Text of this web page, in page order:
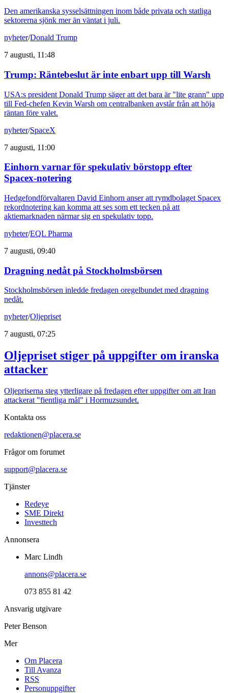
Den amerikanska sysselsättningen inom både privata och statliga
sektorerna sjönk mer än väntat i juli.
nyheter/Donald Trump
7 augusti, 11:48
Trump: Räntebeslut är inte enbart upp till Warsh
USA:s president Donald Trump säger att det bara är "lite grann" upp
till Fed-chefen Kevin Warsh om centralbanken avstår från att höja
räntan före valet.
nyheter/SpaceX
7 augusti, 11:00
Einhorn varnar för spekulativ börstopp efter
Spacex-notering
Hedgefondförvaltaren David Einhorn anser att rymdbolaget Spacex
rekordnotering kan komma att ses som ett tecken på att
aktiemarknaden närmar sig en spekulativ topp.
nyheter/EQL Pharma
7 augusti, 09:40
Dragning nedåt på Stockholmsbörsen
Stockholmsbörsen inledde fredagen oregelbundet med dragning
nedåt.
nyheter/Oljepriset
7 augusti, 07:25
Oljepriset stiger på uppgifter om iranska
attacker
Oljepriserna steg ytterligare på fredagen efter uppgifter om att Iran
attackerat "fientliga mål" i Hormuzsundet.
Kontakta oss
redaktionen@placera.se
Frågor om forumet
support@placera.se
Tjänster
Redeye
SME Direkt
Investtech
Annonsera
Marc Lindh
annons@placera.se
073 855 81 42
Ansvarig utgivare
Peter Benson
Mer
Om Placera
Till Avanza
RSS
Personuppgifter